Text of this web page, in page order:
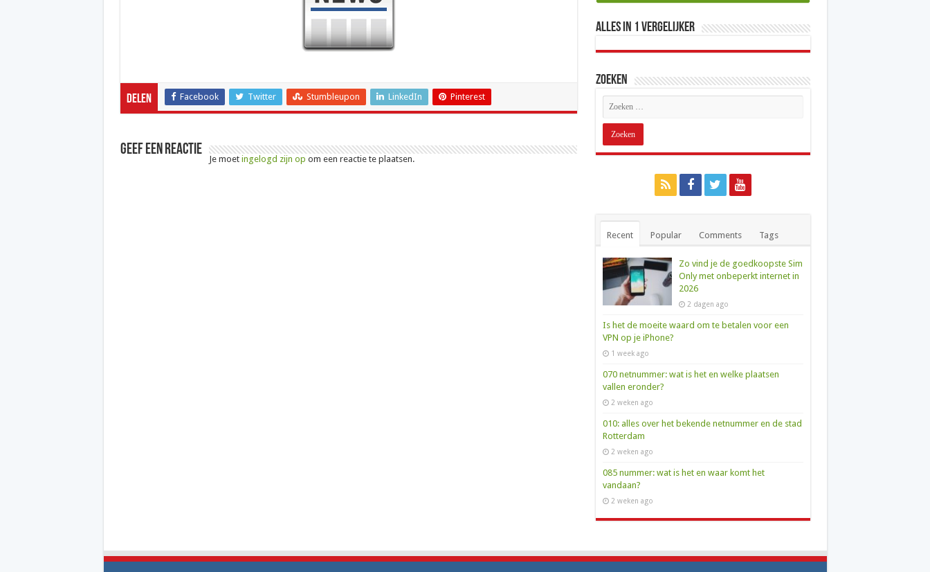
Delen Facebook Twitter Stumbleupon LinkedIn Pinterest
Geef een reactie
Je moet ingelogd zijn op om een reactie te plaatsen.
Alles in 1 Vergelijker
Zoeken
Recent Popular Comments Tags
Zo vind je de goedkoopste Sim
Only met onbeperkt internet in
2026
2 dagen ago
Is het de moeite waard om te betalen voor een
VPN op je iPhone?
1 week ago
070 netnummer: wat is het en welke plaatsen
vallen eronder?
2 weken ago
010: alles over het bekende netnummer en de stad
Rotterdam
2 weken ago
085 nummer: wat is het en waar komt het
vandaan?
2 weken ago